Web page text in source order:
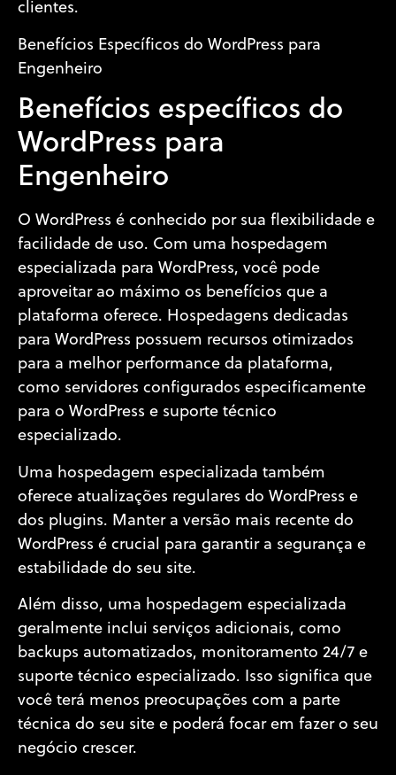
clientes.
Benefícios Específicos do WordPress para
Engenheiro
Benefícios específicos do
WordPress para
Engenheiro
O WordPress é conhecido por sua flexibilidade e
facilidade de uso. Com uma hospedagem
especializada para WordPress, você pode
aproveitar ao máximo os benefícios que a
plataforma oferece. Hospedagens dedicadas
para WordPress possuem recursos otimizados
para a melhor performance da plataforma,
como servidores configurados especificamente
para o WordPress e suporte técnico
especializado.
Uma hospedagem especializada também
oferece atualizações regulares do WordPress e
dos plugins. Manter a versão mais recente do
WordPress é crucial para garantir a segurança e
estabilidade do seu site.
Além disso, uma hospedagem especializada
geralmente inclui serviços adicionais, como
backups automatizados, monitoramento 24/7 e
suporte técnico especializado. Isso significa que
você terá menos preocupações com a parte
técnica do seu site e poderá focar em fazer o seu
negócio crescer.